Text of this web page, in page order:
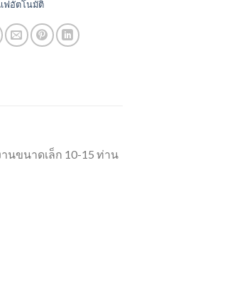
ฟอัตโนมัติ
นขนาดเล็ก 10-15 ท่าน